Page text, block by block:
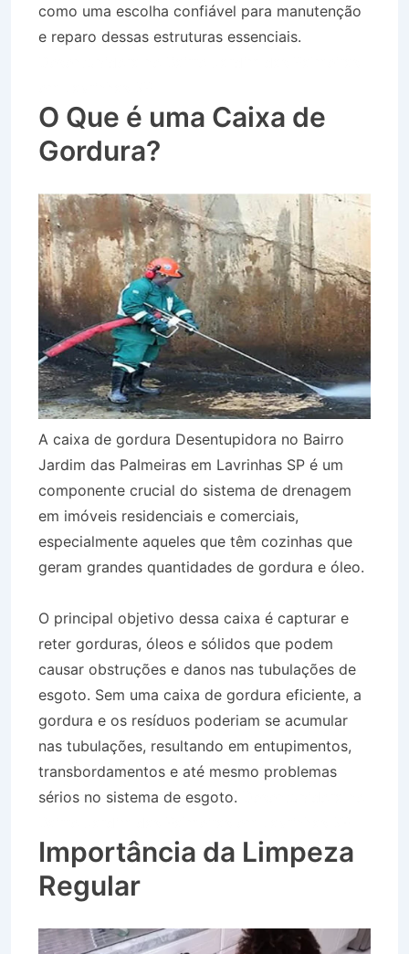
como uma escolha confiável para manutenção
e reparo dessas estruturas essenciais.
O Que é uma Caixa de
Gordura?
A caixa de gordura Desentupidora no Bairro
Jardim das Palmeiras em Lavrinhas SP é um
componente crucial do sistema de drenagem
em imóveis residenciais e comerciais,
especialmente aqueles que têm cozinhas que
geram grandes quantidades de gordura e óleo.
O principal objetivo dessa caixa é capturar e
reter gorduras, óleos e sólidos que podem
causar obstruções e danos nas tubulações de
esgoto. Sem uma caixa de gordura eficiente, a
gordura e os resíduos poderiam se acumular
nas tubulações, resultando em entupimentos,
transbordamentos e até mesmo problemas
sérios no sistema de esgoto.
Importância da Limpeza
Regular